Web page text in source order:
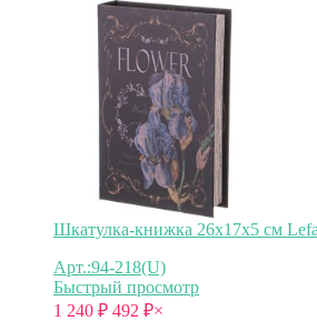
Шкатулка-книжка 26х17х5 см
Арт.:94-218(U)
Быстрый просмотр
1 240 ₽ 492 ₽×